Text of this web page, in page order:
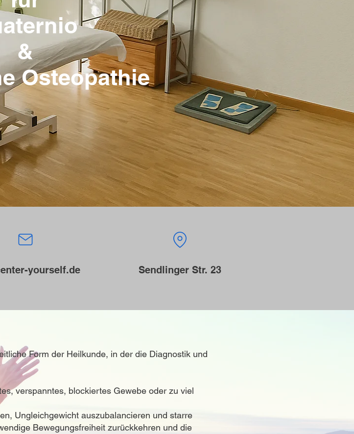
&
Osteopathie
yourself.de Sendlinger Str. 23
Form der Heilkunde, in der die Diagnostik und
verspanntes, blockiertes Gewebe oder zu viel
Ungleichgewicht auszubalancieren und starre
Bewegungsfreiheit zurückkehren und die